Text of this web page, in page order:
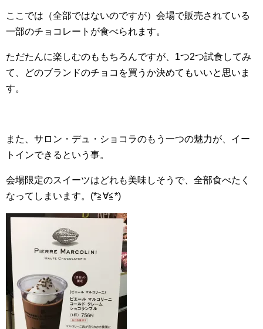
ここでは（全部ではないのですが）会場で販売されている
一部のチョコレートが食べられます。
ただたんに楽しむのももちろんですが、1つ2つ試食してみ
て、どのブランドのチョコを買うか決めてもいいと思いま
す。
また、サロン・デュ・ショコラのもう一つの魅力が、イー
トインできるという事。
会場限定のスイーツはどれも美味しそうで、全部食べたく
なってしまいます。(*≧∀≦*)